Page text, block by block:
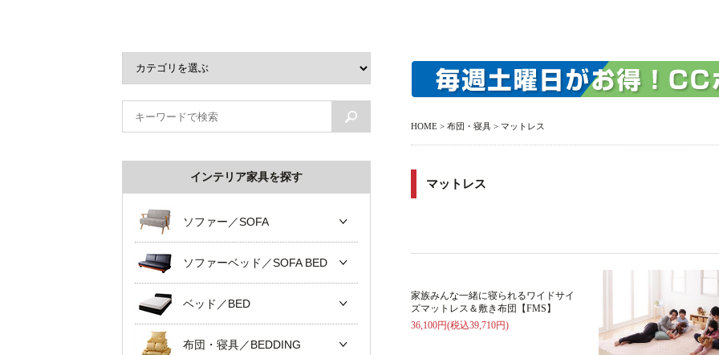
HOME > 布団・寝具 > マットレス
マットレス
家族みんな一緒に寝られるワイドサイ
ズマットレス＆敷き布団【FMS】
36,100円(税込39,710円)
インテリア家具を探す
ソファー／SOFA
ソファーベッド／SOFA BED
ベッド／BED
布団・寝具／BEDDING